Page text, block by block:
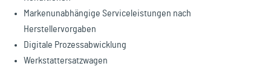
Markenunabhängige Serviceleistungen nach
Herstellervorgaben
Digitale Prozessabwicklung
Werkstattersatzwagen